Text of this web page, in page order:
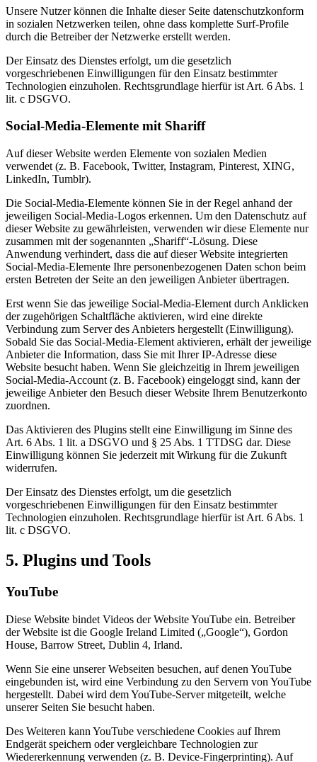
Unsere Nutzer können die Inhalte dieser Seite datenschutzkonform
in sozialen Netzwerken teilen, ohne dass komplette Surf-Profile
durch die Betreiber der Netzwerke erstellt werden.
Der Einsatz des Dienstes erfolgt, um die gesetzlich
vorgeschriebenen Einwilligungen für den Einsatz bestimmter
Technologien einzuholen. Rechtsgrundlage hierfür ist Art. 6 Abs. 1
lit. c DSGVO.
Social-Media-Elemente mit Shariff
Auf dieser Website werden Elemente von sozialen Medien
verwendet (z. B. Facebook, Twitter, Instagram, Pinterest, XING,
LinkedIn, Tumblr).
Die Social-Media-Elemente können Sie in der Regel anhand der
jeweiligen Social-Media-Logos erkennen. Um den Datenschutz auf
dieser Website zu gewährleisten, verwenden wir diese Elemente nur
zusammen mit der sogenannten „Shariff“-Lösung. Diese
Anwendung verhindert, dass die auf dieser Website integrierten
Social-Media-Elemente Ihre personenbezogenen Daten schon beim
ersten Betreten der Seite an den jeweiligen Anbieter übertragen.
Erst wenn Sie das jeweilige Social-Media-Element durch Anklicken
der zugehörigen Schaltfläche aktivieren, wird eine direkte
Verbindung zum Server des Anbieters hergestellt (Einwilligung).
Sobald Sie das Social-Media-Element aktivieren, erhält der jeweilige
Anbieter die Information, dass Sie mit Ihrer IP-Adresse diese
Website besucht haben. Wenn Sie gleichzeitig in Ihrem jeweiligen
Social-Media-Account (z. B. Facebook) eingeloggt sind, kann der
jeweilige Anbieter den Besuch dieser Website Ihrem Benutzerkonto
zuordnen.
Das Aktivieren des Plugins stellt eine Einwilligung im Sinne des
Art. 6 Abs. 1 lit. a DSGVO und § 25 Abs. 1 TTDSG dar. Diese
Einwilligung können Sie jederzeit mit Wirkung für die Zukunft
widerrufen.
Der Einsatz des Dienstes erfolgt, um die gesetzlich
vorgeschriebenen Einwilligungen für den Einsatz bestimmter
Technologien einzuholen. Rechtsgrundlage hierfür ist Art. 6 Abs. 1
lit. c DSGVO.
5. Plugins und Tools
YouTube
Diese Website bindet Videos der Website YouTube ein. Betreiber
der Website ist die Google Ireland Limited („Google“), Gordon
House, Barrow Street, Dublin 4, Irland.
Wenn Sie eine unserer Webseiten besuchen, auf denen YouTube
eingebunden ist, wird eine Verbindung zu den Servern von YouTube
hergestellt. Dabei wird dem YouTube-Server mitgeteilt, welche
unserer Seiten Sie besucht haben.
Des Weiteren kann YouTube verschiedene Cookies auf Ihrem
Endgerät speichern oder vergleichbare Technologien zur
Wiedererkennung verwenden (z. B. Device-Fingerprinting). Auf